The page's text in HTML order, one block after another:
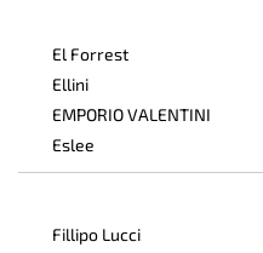
El Forrest
Ellini
EMPORIO VALENTINI
Eslee
Fillipo Lucci